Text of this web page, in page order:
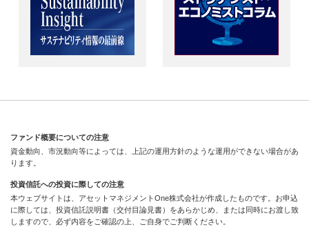
ファンド概要についての注意
資金動向、市況動向等によっては、上記の運用方針のような運用ができない場合があ
ります。
投資信託への投資に際しての注意
本ウェブサイトは、アセットマネジメントOne株式会社が作成したものです。お申込
に際しては、投資信託説明書（交付目論見書）をあらかじめ、または同時にお渡し致
しますので、必ず内容をご確認の上、ご自身でご判断ください。